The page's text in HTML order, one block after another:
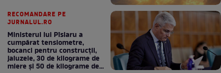
RECOMANDARE PE
JURNALUL.RO
Ministerul lui Pîslaru a
cumpărat tensiometre,
bocanci pentru construcții,
jaluzele, 30 de kilograme de
miere și 50 de kilograme de